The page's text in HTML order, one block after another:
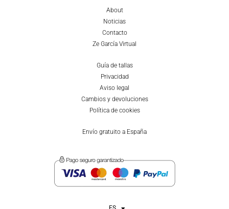
About
Noticias
Contacto
Ze García Virtual
Guía de tallas
Privacidad
Aviso legal
Cambios y devoluciones
Política de cookies
Envío gratuito a España